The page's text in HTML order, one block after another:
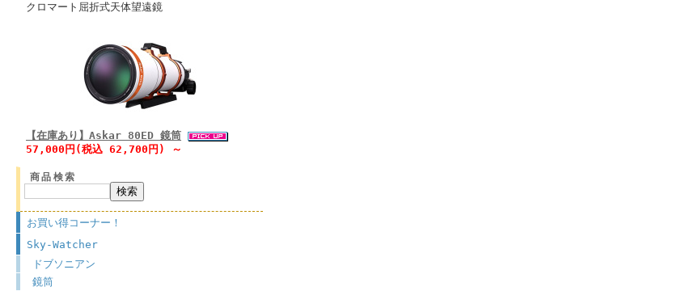
クロマート屈折式天体望遠鏡
【在庫あり】Askar 80ED 鏡筒
57,000円(税込 62,700円) ～
商品検索
お買い得コーナー！
Sky-Watcher
ドブソニアン
鏡筒